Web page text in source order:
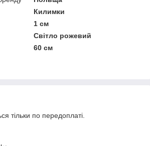
Килимки
1 см
Світло рожевий
60 см
тільки по передоплаті.